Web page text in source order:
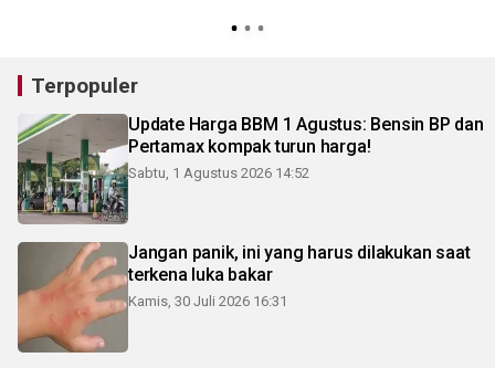
Terpopuler
Update Harga BBM 1 Agustus: Bensin BP dan
Pertamax kompak turun harga!
Sabtu, 1 Agustus 2026 14:52
Jangan panik, ini yang harus dilakukan saat
terkena luka bakar
Kamis, 30 Juli 2026 16:31